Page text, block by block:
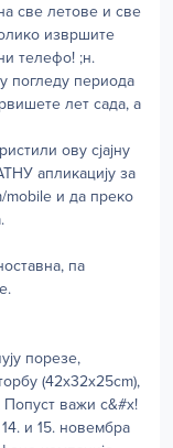
све летове и све
извршите
телефо! ;н.
погледу периода
лет сада, а
ову сјајну
апликацију за
mobile и да преко
па
порезе,
(42x32x25cm),
Попуст важи с&#x!
и 15. новембра